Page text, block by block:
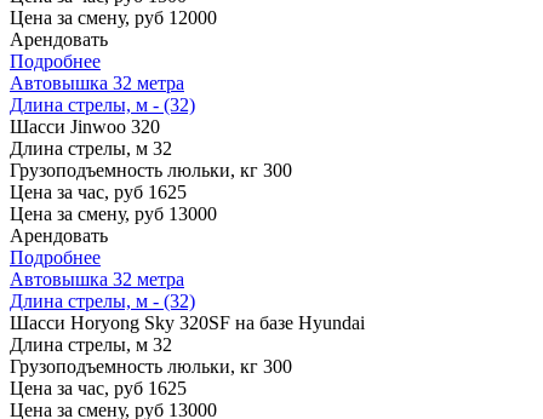
Цена за смену, руб 12000
Арендовать
Подробнее
Автовышка 32 метра
Длина стрелы, м - (32)
Шасси Jinwoo 320
Длина стрелы, м 32
Грузоподъемность люльки, кг 300
Цена за час, руб 1625
Цена за смену, руб 13000
Арендовать
Подробнее
Автовышка 32 метра
Длина стрелы, м - (32)
Шасси Horyong Sky 320SF на базе Hyundai
Длина стрелы, м 32
Грузоподъемность люльки, кг 300
Цена за час, руб 1625
Цена за смену, руб 13000